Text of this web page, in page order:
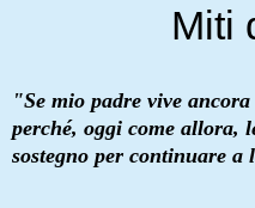
Miti
"Se mio padre vive
perché, oggi come allora,
sostegno per continuare a